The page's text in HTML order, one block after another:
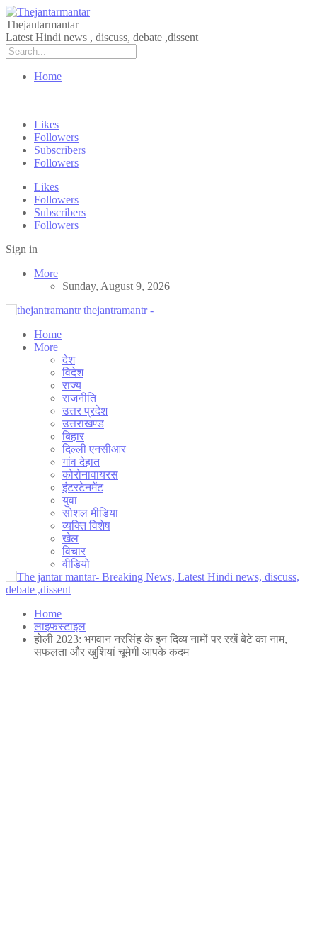
Thejantarmantar
Latest Hindi news , discuss, debate ,dissent
Home
Likes
Followers
Subscribers
Followers
Likes
Followers
Subscribers
Followers
Sign in
More
Sunday, August 9, 2026
thejantramantr -
Home
More
देश
विदेश
राज्य
राजनीति
उत्तर प्रदेश
उत्तराखण्ड
बिहार
दिल्ली एनसीआर
गांव देहात
कोरोनावायरस
इंटरटेनमेंट
युवा
सोशल मीडिया
व्यक्ति विशेष
खेल
विचार
वीडियो
Home
लाइफस्टाइल
होली 2023: भगवान नरसिंह के इन दिव्य नामों पर रखें बेटे का नाम,
सफलता और खुशियां चूमेगी आपके कदम